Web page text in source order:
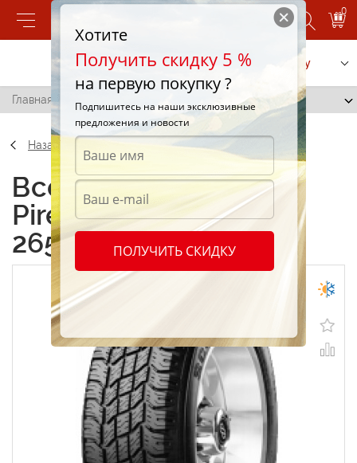
0
Позвонить Заказать услугу
Главная / Pirelli Scorpion S/T 265/75 R16 114T
Назад
Всесезонные шины
Pirelli Scorpion S/T
265/75 R16 114T
Хотите
Получить скидку 5 %
на первую покупку ?
Подпишитесь на наши эксклюзивные
предложения и новости
ПОЛУЧИТЬ СКИДКУ